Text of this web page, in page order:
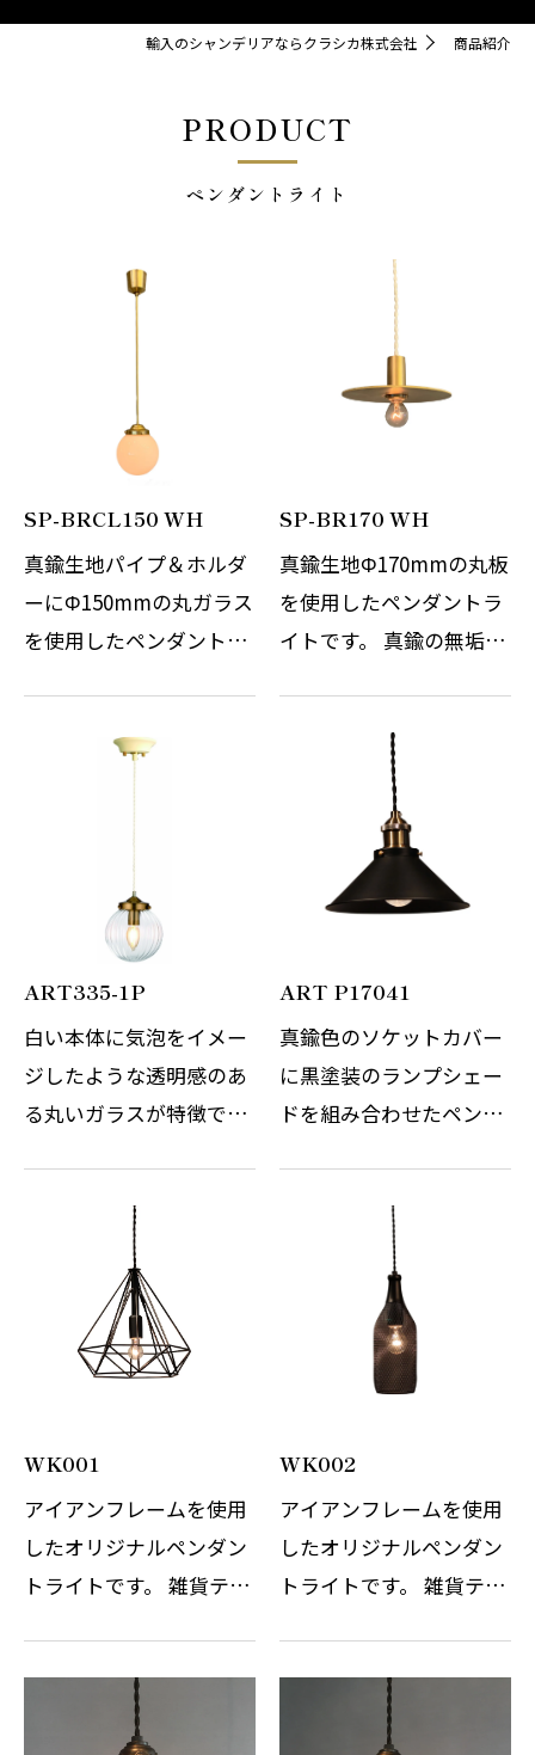
輸入のシャンデリアならクラシカ株式会社 商品紹介
PRODUCT
ペンダントライト
SP-BRCL150 WH
真鍮生地パイプ＆ホルダ
ーにΦ150mmの丸ガラス
を使用したペンダントラ
在感を出しています。 ご
SP-BR170 WH
真鍮生地Φ170mmの丸板
を使用したペンダントラ
イトです。 真鍮の無垢板
す。 ソケットカバーも削
り出しにて製作をしてい
ますので角のエッジが立
ち質感がとて…
ART335-1P
白い本体に気泡をイメー
ジしたような透明感のあ
る丸いガラスが特徴で
るとガラスのラインが浮
き上がります。 器具に重
量感はなくシンプルな空
間にもおすす…
ART P17041
真鍮色のソケットカバー
に黒塗装のランプシェー
ドを組み合わせたペンダ
タイルでどんなシーンに
でも使用可能です。 電球
はE26クリアーが標準仕
様となってお…
WK001
アイアンフレームを使用
したオリジナルペンダン
トライトです。 雑貨テイ
ーンに気軽にご使用いた
だけます。 こちらの商品
WK002
アイアンフレームを使用
したオリジナルペンダン
トライトです。 雑貨テイ
ーンに気軽にご使用いた
だけます。 こちらの商品